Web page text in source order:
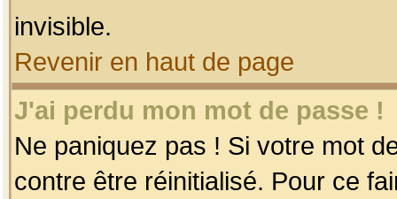
invisible.
Revenir en haut de page
J'ai perdu mon mot de passe !
Ne paniquez pas ! Si votre mot
contre être réinitialisé. Pour ce